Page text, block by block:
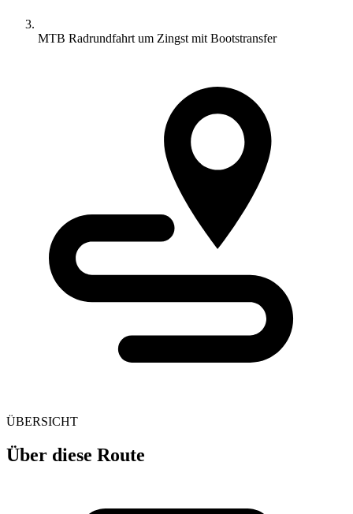
MTB Radrundfahrt um Zingst mit Bootstransfer
ÜBERSICHT
Über diese Route